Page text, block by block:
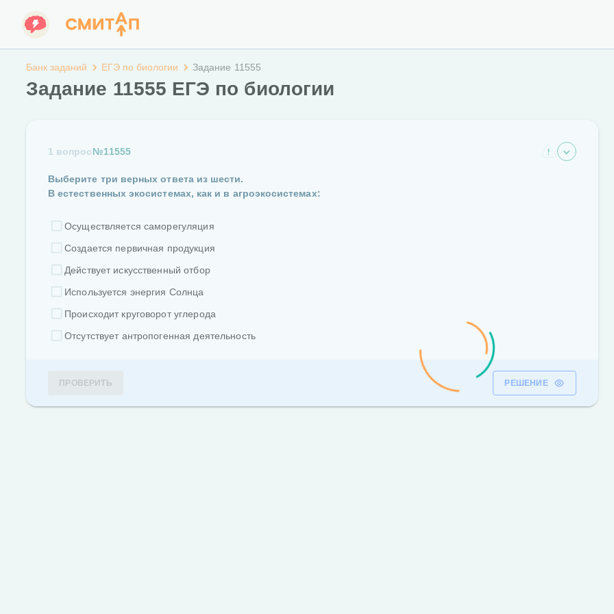
Банк заданий ЕГЭ по биологии Задание 11555
Задание 11555 ЕГЭ по биологии
1 вопрос№11555
Выберите три верных ответа из шести.
В естественных экосистемах, как и в агроэкосистемах:
Осуществляется саморегуляция
Создается первичная продукция
Действует искусственный отбор
Используется энергия Солнца
Происходит круговорот углерода
Отсутствует антропогенная деятельность
ПРОВЕРИТЬ РЕШЕНИЕ